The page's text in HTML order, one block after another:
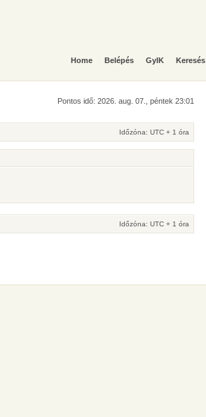
Home Belépés GyIK Keresés
Pontos idő: 2026. aug. 07., péntek 23:01
Időzóna: UTC + 1 óra
Időzóna: UTC + 1 óra